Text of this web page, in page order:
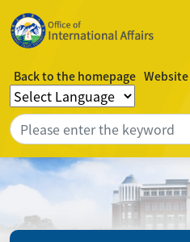
Back to the homepage